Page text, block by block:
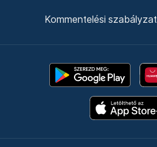
Kommentelési szabályzat